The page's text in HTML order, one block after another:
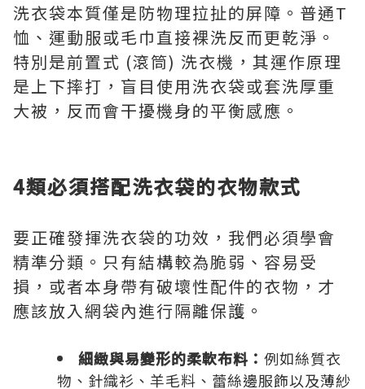
洗衣袋本質僅是防物理拉扯的屏障。普通T
恤、運動服或毛巾直接裸洗反而更乾淨。
特別是前置式 (滾筒) 洗衣機，其運作原理
是上下摔打，盲目使用洗衣袋或套洗厚重
大被，反而會干擾機身的平衡感應。
4類必須搭配洗衣袋的衣物款式
要正確發揮洗衣袋的功效，我們必須學會
精準分類。只有結構較為脆弱、容易受
損，或者本身帶有破壞性配件的衣物，才
應該放入網袋內進行隔離保護。
細緻與易變形的柔軟布料： 例如絲質衣
物、針織衫、羊毛料、蕾絲邊服飾以及薄紗